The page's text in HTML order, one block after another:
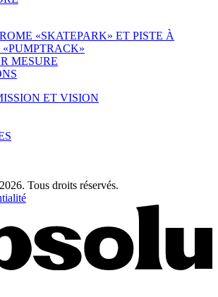
«SKATEPARK» ET PISTE À
MESURE
ET VISION
Tous droits réservés.